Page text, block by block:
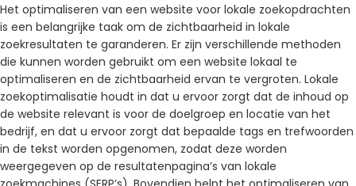
Het optimaliseren van een website voor lokale zoekopdrachten
is een belangrijke taak om de zichtbaarheid in lokale
zoekresultaten te garanderen. Er zijn verschillende methoden
die kunnen worden gebruikt om een ​​website lokaal te
optimaliseren en de zichtbaarheid ervan te vergroten. Lokale
zoekoptimalisatie houdt in dat u ervoor zorgt dat de inhoud op
de website relevant is voor de doelgroep en locatie van het
bedrijf, en dat u ervoor zorgt dat bepaalde tags en trefwoorden
in de tekst worden opgenomen, zodat deze worden
weergegeven op de resultatenpagina’s van lokale